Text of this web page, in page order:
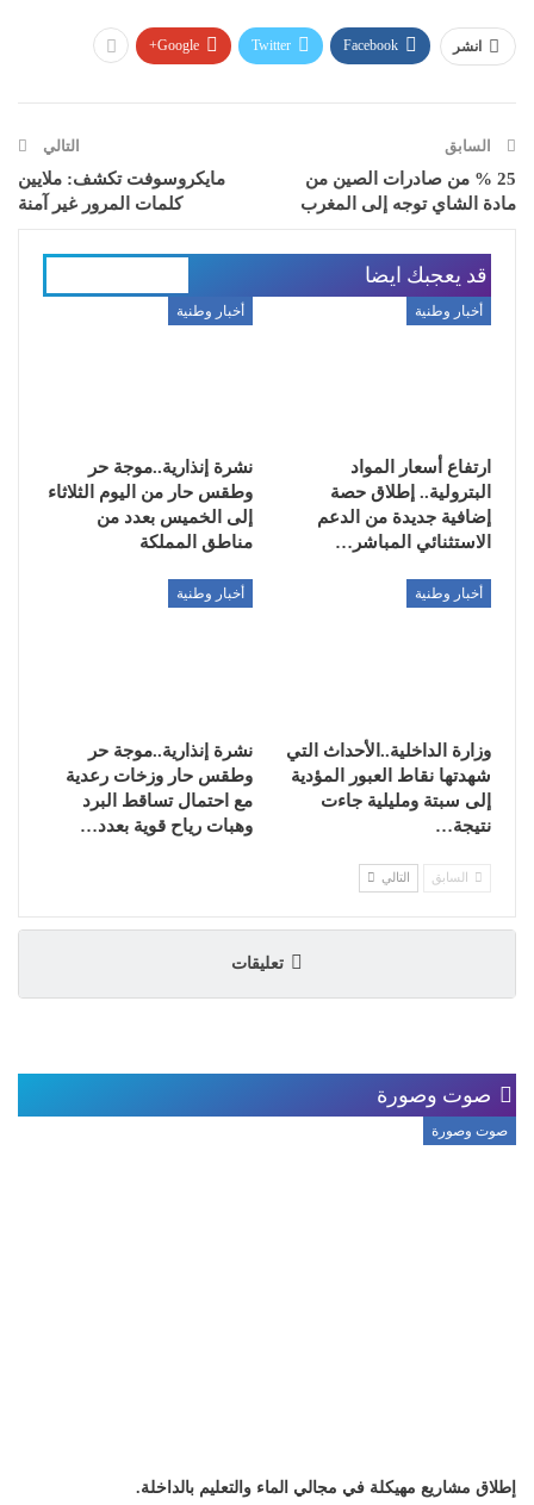
انشر Facebook
Twitter
Google+
السابق
25 % من صادرات الصين من
مادة الشاي توجه إلى المغرب
التالي
مايكروسوفت تكشف: ملايين
كلمات المرور غير آمنة
قد يعجبك ايضا
أخبار وطنية
ارتفاع أسعار المواد
البترولية.. إطلاق حصة
إضافية جديدة من الدعم
الاستثنائي المباشر…
أخبار وطنية
نشرة إنذارية..موجة حر
وطقس حار من اليوم الثلاثاء
إلى الخميس بعدد من
مناطق المملكة
أخبار وطنية
وزارة الداخلية..الأحداث التي
شهدتها نقاط العبور المؤدية
إلى سبتة ومليلية جاءت
نتيجة…
أخبار وطنية
نشرة إنذارية..موجة حر
وطقس حار وزخات رعدية
مع احتمال تساقط البرد
وهبات رياح قوية بعدد…
السابق التالي
تعليقات
صوت وصورة
صوت وصورة
إطلاق مشاريع مهيكلة في مجالي الماء والتعليم بالداخلة.